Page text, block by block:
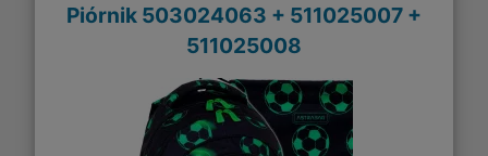
Piórnik 503024063 + 511025007 +
511025008